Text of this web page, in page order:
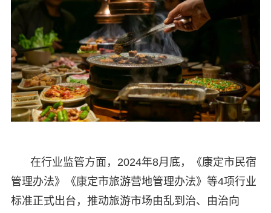
在行业监管方面，2024年8月底，《康定市民宿
管理办法》《康定市旅游营地管理办法》等4项行业
标准正式出台，推动旅游市场由乱到治、由治向